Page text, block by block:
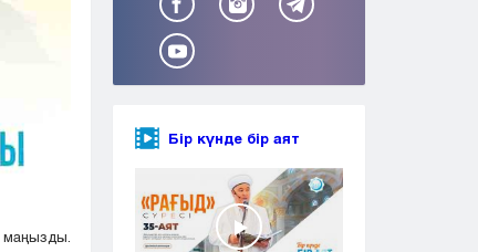
Бір күнде бір аят